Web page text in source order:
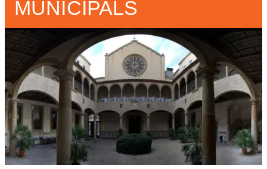
COMPROMÍS AMB LA FORMACIÓ
EL TMC
HISTÒRIA
ESPAIS
L’EQUIP
FILOSOFIA
ENTRADES I ABONAMENTS
MUNICIPALS